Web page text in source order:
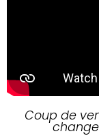
Coup de